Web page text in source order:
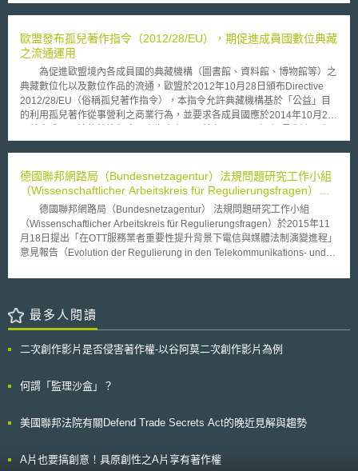
術強度較高的發明申請案件總數計41,930件，較前一年增加6,107件
（28.39﹪），顯示我國產業研發技術成果有向上提昇的趨勢。93年專利發
證數66,415件，比92年大幅增加24,333件（57.82﹪），此係因93年7月專
利法修正實施，新型專利改採形式審查，縮短專利審查時程，及專利廢除異
議制度改採繳費後公告同時發證的制度轉換短期影響。 93年商標申請
案依類別統計為72,650件，比92年申請案件數65,907件，增加6,743件
（10.23﹪），；93年商標公告註冊案計54,912件，較前一年74,572件減少
19,660件（-26.36﹪）；依類別計55,986件，均較前一年減少。不論是在
申請案多類別制度，不同類別毋需另提出一獨立申請案，因此依類別統計數
歐盟發布孤兒著作指令（2012/28/EU），期促進成員國數位典藏
之流通運用
為促進歐盟境內各成員國的典藏機構（圖書館、資料館、博物館等）之
典藏數位化以及數位作品的流通，歐盟於2012年10月28日頒布Directive
2012/28/EU（俗稱孤兒著作指令），本指令允許典藏機構基於「公益」目
的利用孤兒著作從事營利之商業行為，並要求各成員國應於2014年10月29
機構與標的：適用之機構包括各成員國境內為公共利益所建立的公有典藏機
公共電視台等。適用標的亦限制在前述機構數位典藏之作品，包括傳統出版
品之書籍與報刊雜誌，以及電影、影音與錄音作品等。此外，指令同樣適用
於附著在其他作品或構成他作品一部分（如書中的一張照片）的著作物，以
及未出版之作品，例如書信、手稿等。 （二）明確定義「勤勉尋找」
(diligent search)之最低標準：根據指令第3條第2項規定，所謂「勤勉尋
找」之標準可由各會員國自行界定，但至少要包括本指令附件所載之各類資
料庫、法定送存處（legal deposit）、以及相關著作權集體管理組織等。
Harmonization in the Internal Market）。 （四）得基於公益性質
（public-interest missions）將孤兒著作為商業授權之利用：典藏機構得基
於公益性質將孤兒著作為商業授權之利用，特別是為保存或復原典藏物、或
孤兒著作指令的立法緣由與內容來看，其主要目的係在於釋放公有數位典藏
另本指令為加速典藏機構針對孤兒著作釋出的配套措施，例如明確定義勤勉
德國聯邦網路局（Bundesnetzagentur）法規問題研究工作小組
（Wissenschaftlicher Arbeitskreis für Regulierungsfragen）提
出OTT服務法制規範意見報告
德國聯邦網路局（Bundesnetzagentur） 法規問題研究工作小組
（Wissenschaftlicher Arbeitskreis für Regulierungsfragen）於2015年11
月18日提出「在OTT服務業者重要性提升背景下電信與媒體法制演變進程」
意見報告（Evolution der Regulierung in den Telekommunikations- und
Anbietern）。此報告針對OTT服務提出以下建議： 1. 是否電信服務
此，是否亦須將OTT-I類型服務，亦即網路語音通話或電子郵件服務（例
如：Skype, Gmail等），如同歸類並視電信服務而所規範。基於OTT-I服務
信服務定義須要涵蓋OTT-I服務，仍待明確的法制規範。 2. 倘若OTT-I種類的
（Telekommunikationsgesetz）相關的傳統電信服務義務，像是緊急電話
OTT服務提供者有足夠的權限商業性的應用該資料。 4. 在OTT-II服務，亦即
Youtube,Netflix等），建議鬆綁歷來針對傳統影音媒體服務業者要求之嚴格
最多人閱讀
二次創作影片是否侵害著作權-以谷阿莫二次創作影片為例
何謂「監理沙盒」？
美國聯邦法院有關Defend Trade Secrets Act的晚近見解與趨勢
A片也要搞創意！具原創性之A片享有著作權